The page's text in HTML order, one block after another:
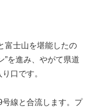
富士山を堪能したの
”を進み、やがて県道
口です。
号線と合流します。プ